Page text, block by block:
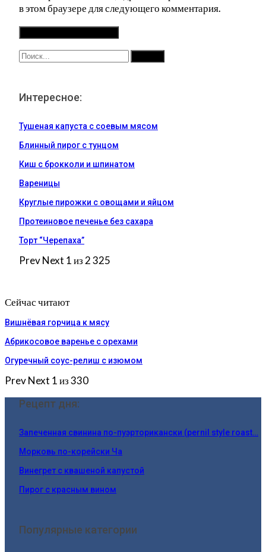
в этом браузере для следующего комментария.
Интересное:
Тушеная капуста с соевым мясом
Блинный пирог с тунцом
Киш с брокколи и шпинатом
Вареницы
Круглые пирожки с овощами и яйцом
Протеиновое печенье без сахара
Торт “Черепаха”
PrevNext 1 из 2 325
Сейчас читают
Вишнёвая горчица к мясу
Абрикосовое варенье с орехами
Огуречный соус-релиш с изюмом
PrevNext 1 из 330
Рецепт дня:
Запеченная свинина по-пуэрторикански (pernil style roast…
Морковь по-корейски Ча
Винегрет с квашеной капустой
Пирог с красным вином
Популярные категории